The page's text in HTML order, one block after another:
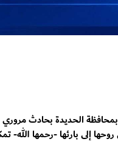
الحديدة بحادث
إلى بارئها -رحمها